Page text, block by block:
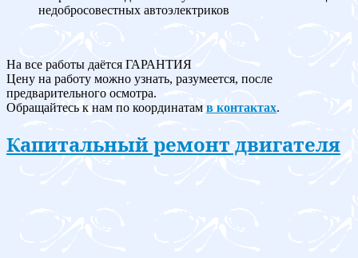
недобросовестных автоэлектриков
На все работы даётся ГАРАНТИЯ
Цену на работу можно узнать, разумеется, после
предварительного осмотра.
Обращайтесь к нам по координатам в контактах.
Капитальный ремонт двигателя